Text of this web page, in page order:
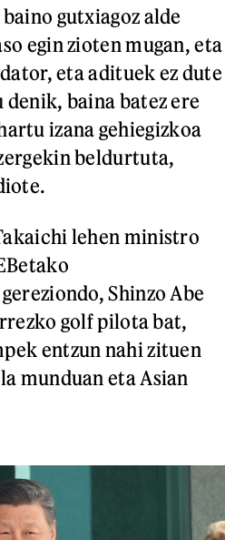
gutxiagoz alde
egin zioten mugan, eta
eta adituek ez dute
baina batez ere
izana gehiegizkoa
beldurtuta,
lehen ministro
Shinzo Abe
golf pilota bat,
entzun nahi zituen
munduan eta Asian